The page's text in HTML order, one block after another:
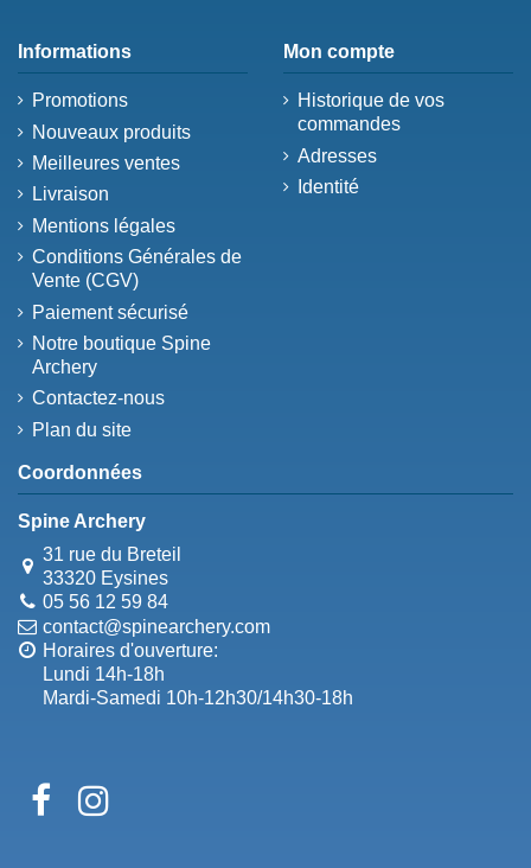
Informations
Promotions
Nouveaux produits
Meilleures ventes
Livraison
Mentions légales
Conditions Générales de
Vente (CGV)
Paiement sécurisé
Notre boutique Spine
Archery
Contactez-nous
Plan du site
Mon compte
Historique de vos
commandes
Adresses
Identité
Coordonnées
Spine Archery
31 rue du Breteil
33320 Eysines
05 56 12 59 84
contact@spinearchery.com
Horaires d'ouverture:
Lundi 14h-18h
Mardi-Samedi 10h-12h30/14h30-18h